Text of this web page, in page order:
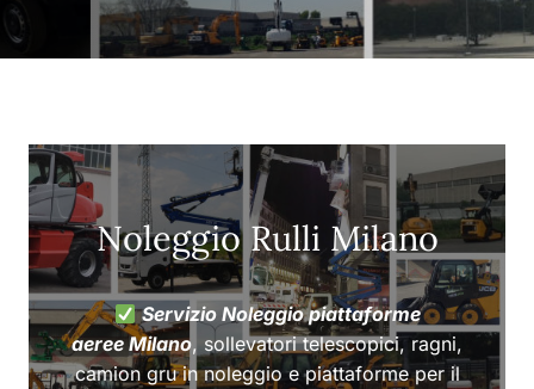
Noleggio Rulli Milano
Servizio Noleggio piattaforme
aeree Milano, sollevatori telescopici, ragni,
camion gru in noleggio e piattaforme per il